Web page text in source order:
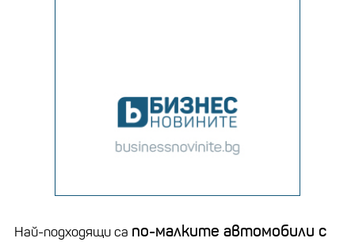
Най-подходящи са по-малките автомобили с